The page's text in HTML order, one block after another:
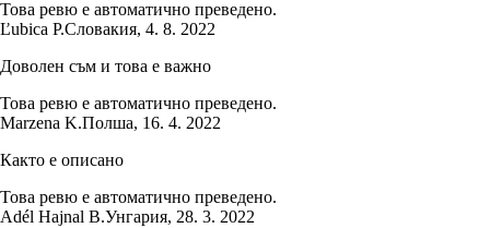
Това ревю е автоматично преведено.
Ľubica P.Словакия, 4. 8. 2022
Доволен съм и това е важно
Това ревю е автоматично преведено.
Marzena K.Полша, 16. 4. 2022
Както е описано
Това ревю е автоматично преведено.
Adél Hajnal B.Унгария, 28. 3. 2022